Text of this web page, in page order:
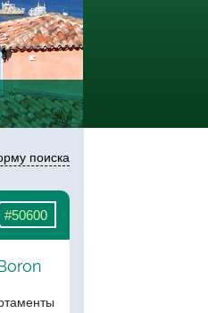
поиска
#50600